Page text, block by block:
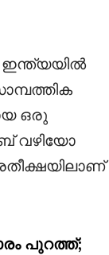
ഒരു
വഴിയോ
പുറത്ത്;